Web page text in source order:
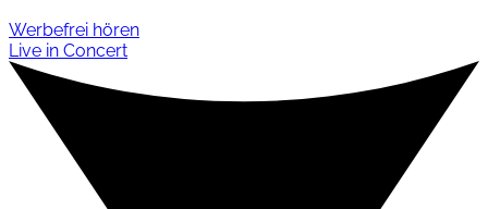
Werbefrei hören
Live in Concert